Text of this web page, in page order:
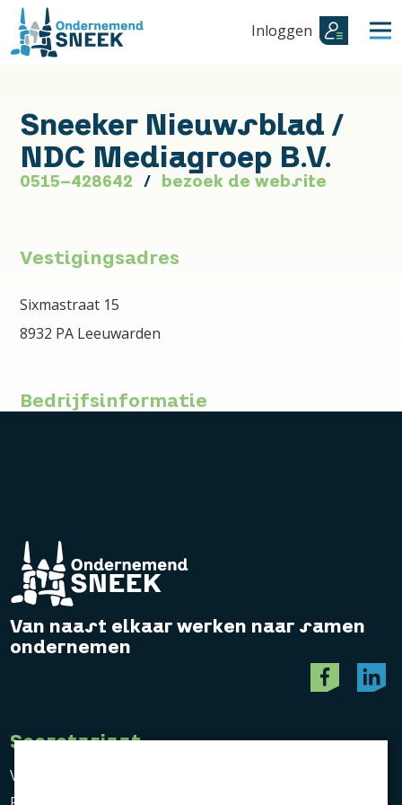
Inloggen
Sneeker Nieuwsblad /
NDC Mediagroep B.V.
0515-428642 bezoek de website
Vestigingsadres
Sixmastraat 15
8932 PA Leeuwarden
Bedrijfsinformatie
Van naast elkaar werken naar samen
ondernemen
Secretariaat
Vereniging Ondernemend Sneek